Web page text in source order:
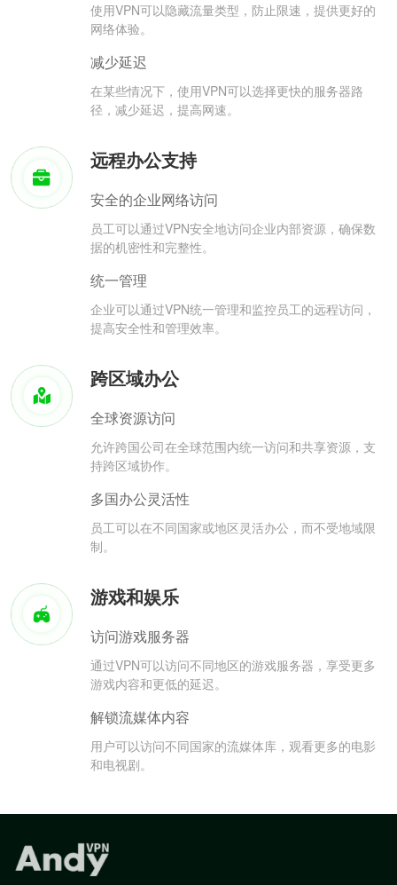
使用VPN可以隐藏流量类型，防止限速，提供更好的
网络体验。
减少延迟
在某些情况下，使用VPN可以选择更快的服务器路
径，减少延迟，提高网速。
远程办公支持
安全的企业网络访问
员工可以通过VPN安全地访问企业内部资源，确保数
据的机密性和完整性。
统一管理
企业可以通过VPN统一管理和监控员工的远程访问，
提高安全性和管理效率。
跨区域办公
全球资源访问
允许跨国公司在全球范围内统一访问和共享资源，支
持跨区域协作。
多国办公灵活性
员工可以在不同国家或地区灵活办公，而不受地域限
制。
游戏和娱乐
访问游戏服务器
通过VPN可以访问不同地区的游戏服务器，享受更多
游戏内容和更低的延迟。
解锁流媒体内容
用户可以访问不同国家的流媒体库，观看更多的电影
和电视剧。